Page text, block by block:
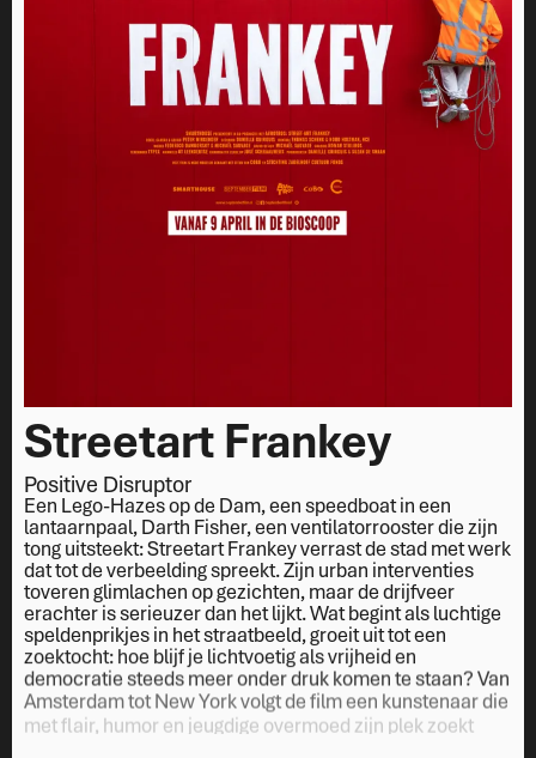
Streetart Frankey
Positive Disruptor
Een Lego-Hazes op de Dam, een speedboat in een
lantaarnpaal, Darth Fisher, een ventilatorrooster die zijn
tong uitsteekt: Streetart Frankey verrast de stad met werk
dat tot de verbeelding spreekt. Zijn urban interventies
toveren glimlachen op gezichten, maar de drijfveer
erachter is serieuzer dan het lijkt. Wat begint als luchtige
speldenprikjes in het straatbeeld, groeit uit tot een
zoektocht: hoe blijf je lichtvoetig als vrijheid en
democratie steeds meer onder druk komen te staan? Van
Amsterdam tot New York volgt de film een kunstenaar die
met flair, humor en jeugdige overmoed zijn plek zoekt
tussen straat en museum, grap en statement.